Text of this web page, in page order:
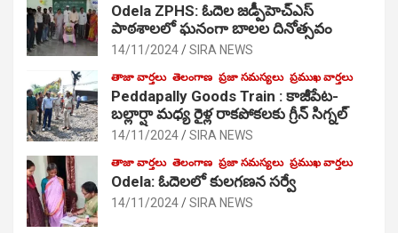
Odela ZPHS: ఓదెల జ‌డ్పీహెచ్ఎస్
పాఠ‌శాల‌లో ఘనంగా బాలల దినోత్సవం
14/11/2024 SIRA NEWS
తాజా వార్తలు తెలంగాణ ప్రజా సమస్యలు ప్రముఖ వార్తలు
Peddapally Goods Train : కాజీపేట-
బల్లార్షా మధ్య రైళ్ల రాకపోకలకు గ్రీన్ సిగ్నల్
14/11/2024 SIRA NEWS
తాజా వార్తలు తెలంగాణ ప్రజా సమస్యలు ప్రముఖ వార్తలు
Odela: ఓదెలలో కులగణన సర్వే
14/11/2024 SIRA NEWS